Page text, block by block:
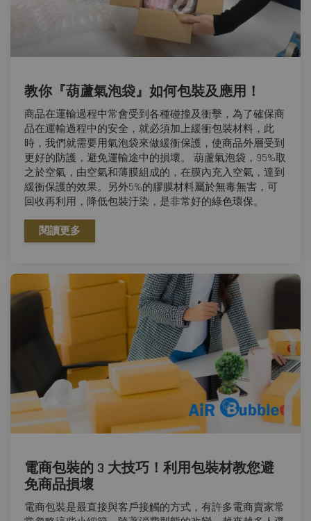
教你『葫蘆氣泡袋』如何包裝及應用！
商品在運輸過程中常會受到各種碰撞及衝擊，為了確保商
品在運輸過程中的安全，就必須加上緩衝包裝材料，此
時，我們就需要用氣泡袋來做緩衝保護，使商品外層受到
更好的防護，避免運輸途中的損壞。 葫蘆氣泡袋，95%取
之於空氣，由空氣和薄膜組成的，在膜內充入空氣，達到
緩衝保護的效果。另外5%的膠膜材料屬於無毒無害，可
回收再利用，降低包裝汙染，是非常好的綠色環保。
閱讀更多
電商包裝的 3 大技巧！利用包裝材教您避
免商品損壞
電商包裝是最直接與客戶接觸的方式，有許多電商賣家常